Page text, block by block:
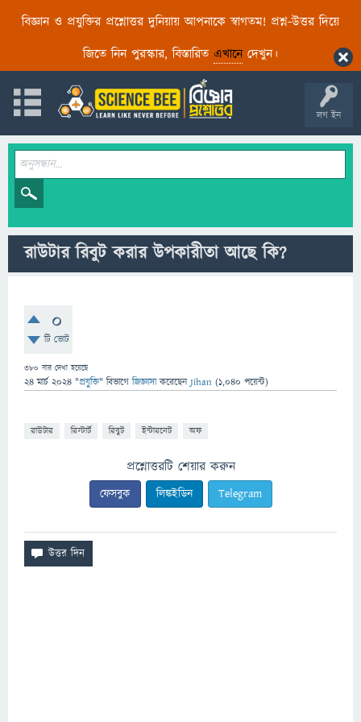
বিজ্ঞান ও প্রযুক্তির প্রশ্নোত্তর দুনিয়ায় আপনাকে স্বাগতম! প্রশ্ন-উত্তর দিয়ে
জিতে নিন পুরস্কার, বিস্তারিত এখানেদেখুন।
লগ ইন
রাউটার রিবুট করার উপকারীতা আছে কি?
0
টি ভোট
380 বার দেখা হয়েছে
24 মার্চ 2024 "প্রযুক্তি" বিভাগে জিজ্ঞাসাকরেছেনJihan (1,040 পয়েন্ট)
রাউটার রিস্টার্ট রিবুট ইন্টারনেট অফ
প্রশ্নোত্তরটি শেয়ার করুন
ফেসবুক লিঙ্কইডিন Telegram